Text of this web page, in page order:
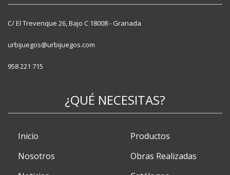
C/ El Trevenque 26, Bajo C 18008 - Granada
urbijuegos@urbijuegos.com
958 221 715
¿QUÉ NECESITAS?
Inicio
Productos
Nosotros
Obras Realizadas